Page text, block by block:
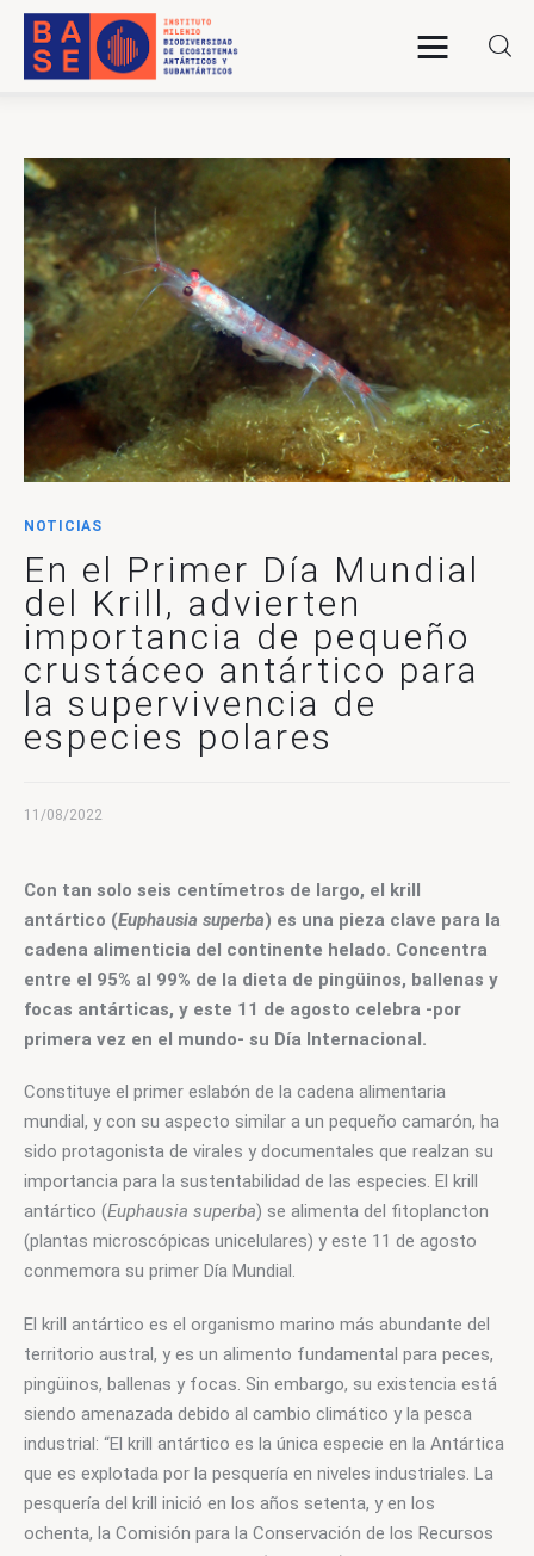
INICIO
SOMOS
INVESTIGACIÓN
PUBLICACIONES
COLABORACIÓN
COMUNICACIONES
CONTACTO
NOTICIAS
En el Primer Día Mundial
del Krill, advierten
importancia de pequeño
crustáceo antártico para
la supervivencia de
especies polares
11/08/2022
Con tan solo seis centímetros de largo, el krill
antártico (Euphausia superba) es una pieza clave para la
cadena alimenticia del continente helado. Concentra
entre el 95% al 99% de la dieta de pingüinos, ballenas y
focas antárticas, y este 11 de agosto celebra -por
primera vez en el mundo- su Día Internacional.
Constituye el primer eslabón de la cadena alimentaria
mundial, y con su aspecto similar a un pequeño camarón, ha
sido protagonista de virales y documentales que realzan su
importancia para la sustentabilidad de las especies. El krill
antártico (Euphausia superba) se alimenta del fitoplancton
(plantas microscópicas unicelulares) y este 11 de agosto
conmemora su primer Día Mundial.
El krill antártico es el organismo marino más abundante del
territorio austral, y es un alimento fundamental para peces,
pingüinos, ballenas y focas. Sin embargo, su existencia está
siendo amenazada debido al cambio climático y la pesca
industrial: “El krill antártico es la única especie en la Antártica
que es explotada por la pesquería en niveles industriales. La
pesquería del krill inició en los años setenta, y en los
ochenta, la Comisión para la Conservación de los Recursos